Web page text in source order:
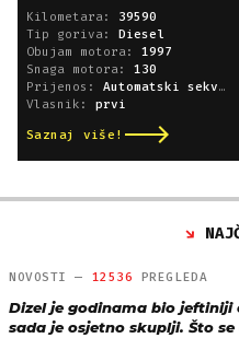
Kilometara: 39590
Tip goriva:
Diesel
Obujam motora: 1997
Snaga motora: 130
Prijenos: Automatski sekvencijski
Vlasnik: prvi
Saznaj više!
NOVOSTI — 12536 PREGLEDA
Dizel je godinama bio jeftiniji
sada je osjetno skuplji. Što